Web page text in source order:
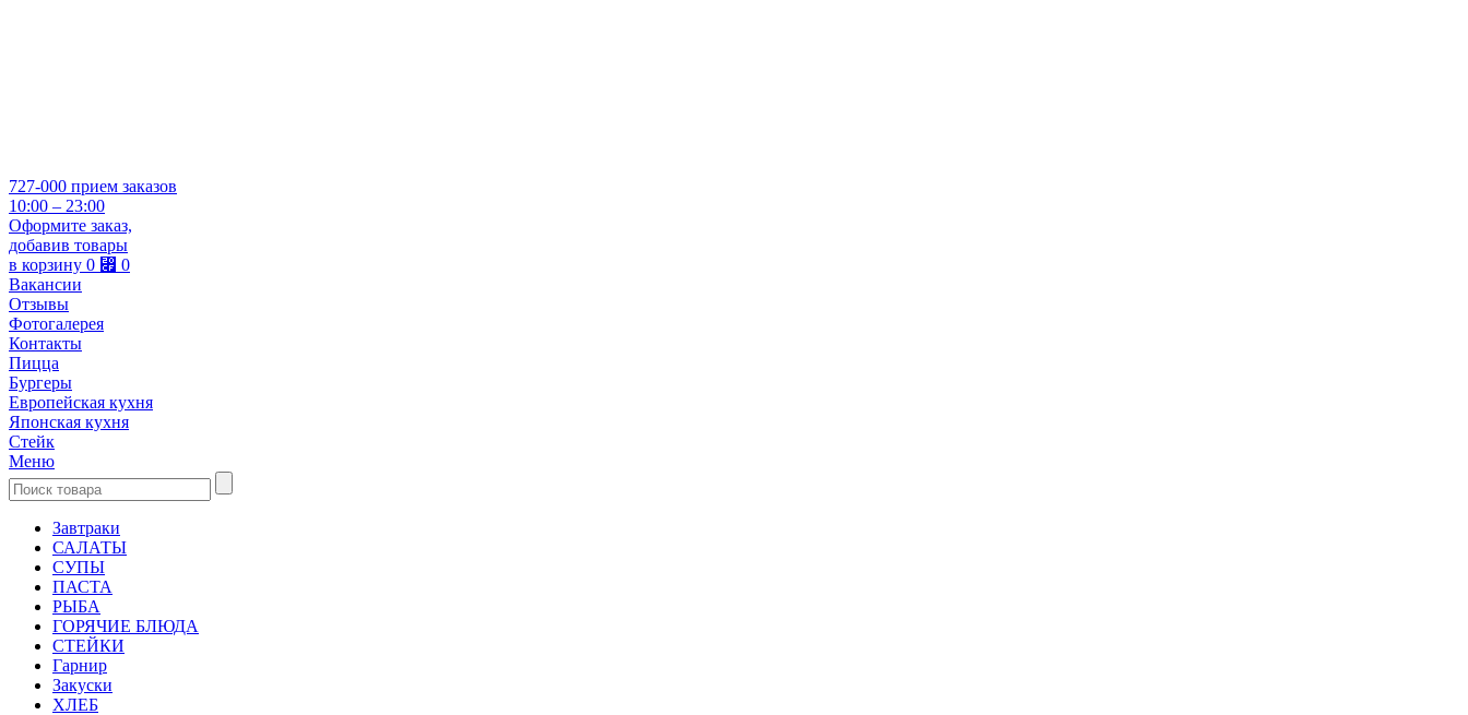
727-000 прием заказов
10:00 – 23:00
Оформите заказ,
добавив товары
в корзину 0 ⃏ 0
Вакансии
Отзывы
Фотогалерея
Контакты
Пицца
Бургеры
Европейская кухня
Японская кухня
Стейк
Меню
Завтраки
САЛАТЫ
СУПЫ
ПАСТА
РЫБА
ГОРЯЧИЕ БЛЮДА
СТЕЙКИ
Гарнир
Закуски
ХЛЕБ